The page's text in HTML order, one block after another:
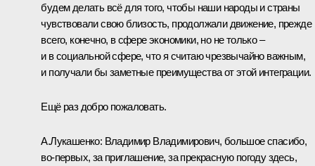
будем делать всё для того, чтобы наши народы и страны
чувствовали свою близость, продолжали движение, прежде
всего, конечно, в сфере экономики, но не только –
и в социальной сфере, что я считаю чрезвычайно важным,
и получали бы заметные преимущества от этой интеграции.
Ещё раз добро пожаловать.
А.Лукашенко: Владимир Владимирович, большое спасибо,
во‑первых, за приглашение, за прекрасную погоду здесь,